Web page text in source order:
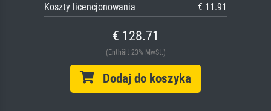
Koszty licencjonowania
€ 11.91
€ 128.71
(Enthält 23% MwSt.)
Dodaj do koszyka